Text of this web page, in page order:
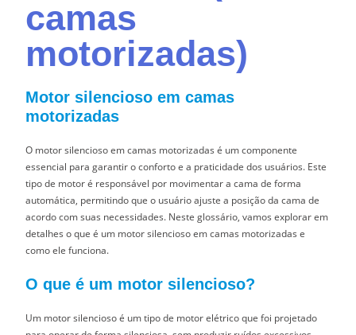
camas
motorizadas)
Motor silencioso em camas
motorizadas
O motor silencioso em camas motorizadas é um componente
essencial para garantir o conforto e a praticidade dos usuários. Este
tipo de motor é responsável por movimentar a cama de forma
automática, permitindo que o usuário ajuste a posição da cama de
acordo com suas necessidades. Neste glossário, vamos explorar em
detalhes o que é um motor silencioso em camas motorizadas e
como ele funciona.
O que é um motor silencioso?
Um motor silencioso é um tipo de motor elétrico que foi projetado